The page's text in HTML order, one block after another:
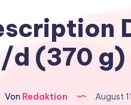
d (370 g)
Von Redaktion August